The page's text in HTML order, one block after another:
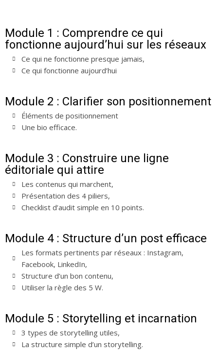
Module 1 : Comprendre ce qui
fonctionne aujourd’hui sur les réseaux
Ce qui ne fonctionne presque jamais,
Ce qui fonctionne aujourd’hui
Module 2 : Clarifier son positionnement
Éléments de positionnement
Une bio efficace.
Module 3 : Construire une ligne
éditoriale qui attire
Les contenus qui marchent,
Présentation des 4 piliers,
Checklist d’audit simple en 10 points.
Module 4 : Structure d’un post efficace
Les formats pertinents par réseaux : Instagram,
Facebook, LinkedIn,
Structure d’un bon contenu,
Utiliser la règle des 5 W.
Module 5 : Storytelling et incarnation
3 types de storytelling utiles,
La structure simple d’un storytelling.